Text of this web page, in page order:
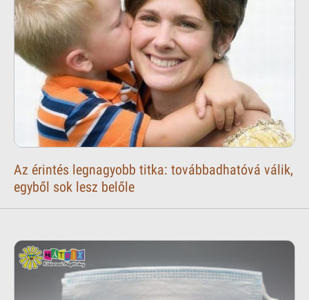
Az érintés legnagyobb titka: továbbadhatóvá válik,
egyből sok lesz belőle